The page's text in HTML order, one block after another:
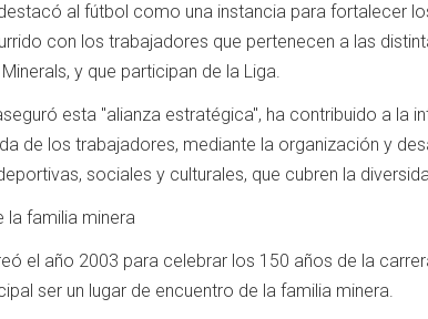
al fútbol como una instancia para fortalecer
con los trabajadores que pertenecen a las
y que participan de la Liga.
esta "alianza estratégica", ha contribuido a la
de los trabajadores, mediante la organización y
sociales y culturales, que cubren la
la familia minera
el año 2003 para celebrar los 150 años de la
ser un lugar de encuentro de la familia minera.